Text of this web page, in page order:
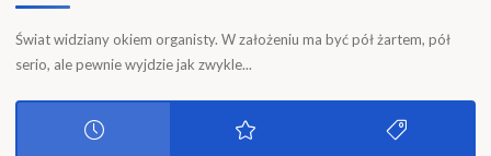
Świat widziany okiem organisty. W założeniu ma być pół żartem, pół
serio, ale pewnie wyjdzie jak zwykle...